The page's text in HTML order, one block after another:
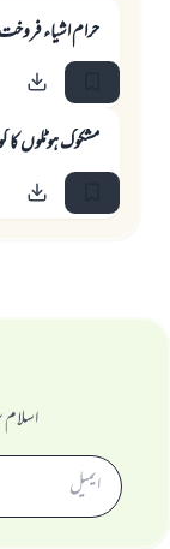
حرام اشياء
مشكوك ہوٹلوں كا